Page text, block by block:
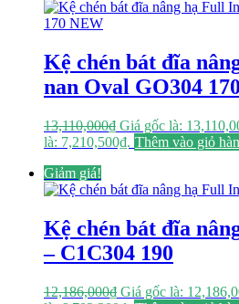
Kệ chén bát đĩa
nan Oval GO304
13,110,000₫ Giá gốc là:
là: 7,210,500₫. Thêm vào giỏ
Giảm giá!
Kệ chén bát đĩa
– C1C304 190
12,186,000₫ Giá gốc là: